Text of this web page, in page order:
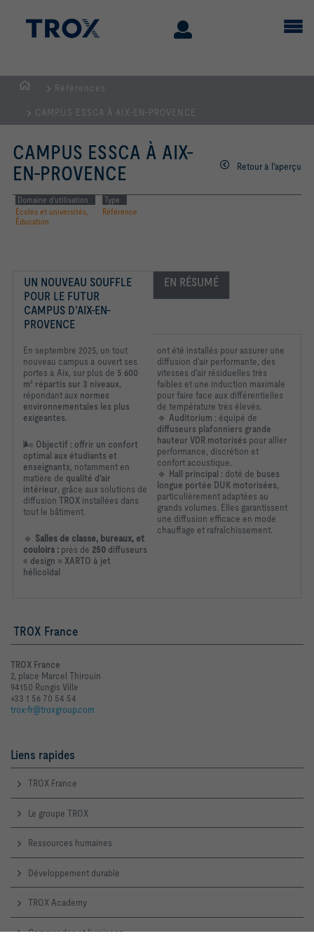
d'accueil
Références
CAMPUS ESSCA À AIX-EN-PROVENCE
CAMPUS ESSCA À AIX-
EN-PROVENCE
Retour à l'aperçu
Domaine d'utilisation
Écoles et universités,
Éducation
Type
Référence
UN NOUVEAU SOUFFLE
POUR LE FUTUR
CAMPUS D’AIX-EN-
PROVENCE
EN RÉSUMÉ
En septembre 2025, un tout
nouveau campus a ouvert ses
portes à Aix, sur plus de 5 600
m² répartis sur 3 niveaux,
répondant aux normes
environnementales les plus
exigeantes.
🌬 Objectif : offrir un confort
optimal aux étudiants et
enseignants, notamment en
matière de qualité d'air
intérieur, grâce aux solutions de
diffusion TROX installées dans
tout le bâtiment.
🔹 Salles de classe, bureaux, et
couloirs : près de 250 diffuseurs
« design » XARTO à jet
hélicoïdal
ont été installés pour assurer une
diffusion d'air performante, des
vitesses d'air résiduelles très
faibles et une induction maximale
pour faire face aux différentielles
de température très élevés.
🔹 Auditorium : équipé de
diffuseurs plafonniers grande
hauteur VDR motorisés pour allier
performance, discrétion et
confort acoustique.
🔹 Hall principal : doté de buses
longue portée DUK motorisées,
particulièrement adaptées au
grands volumes. Elles garantissent
une diffusion efficace en mode
chauffage et rafraîchissement.
TROX France
TROX France
2, place Marcel Thirouin
94150 Rungis Ville
+33 1 56 70 54 54
trox-fr@troxgroup.com
Liens rapides
TROX France
Le groupe TROX
Ressources humaines
Développement durable
TROX Academy
Commandes et livraisons